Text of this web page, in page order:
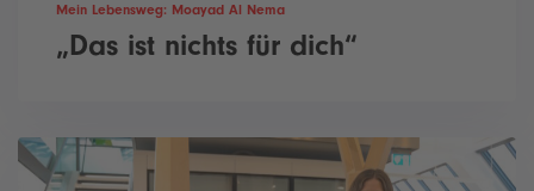
Mein Lebensweg: Moayad Al Nema
„Das ist nichts für dich“